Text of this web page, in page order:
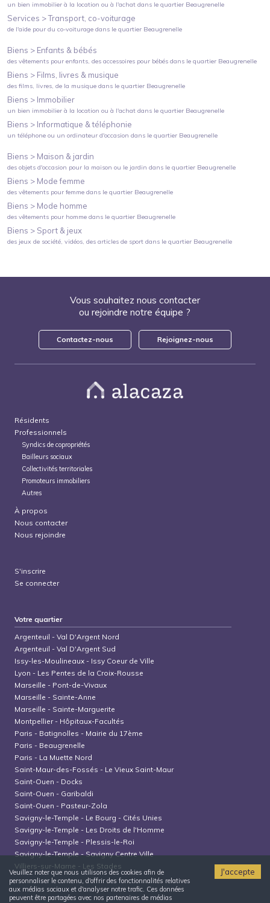
un bien immobilier à la location ou à l'achat dans le quartier Beaugrenelle
Services >Transport, co-voiturage
de l'aide pour du co-voiturage dans le quartier Beaugrenelle
Biens > Enfants & bébés
des vêtements pour enfants, des accessoires pour bébés dans le quartier Beaugrenelle
Biens > Films, livres & musique
des films, livres, de la musique dans le quartier Beaugrenelle
Biens > Immobilier
un bien immobilier à la location ou à l'achat dans le quartier Beaugrenelle
Biens > Informatique & téléphonie
un téléphone ou un ordinateur d'occasion dans le quartier Beaugrenelle
Biens > Maison & jardin
des objets d'occasion pour la maison ou le jardin dans le quartier Beaugrenelle
Biens > Mode femme
des vêtements pour femme dans le quartier Beaugrenelle
Biens > Mode homme
des vêtements pour homme dans le quartier Beaugrenelle
Biens > Sport & jeux
des jeux de société, vidéos, des articles de sport dans le quartier Beaugrenelle
Vous souhaitez nous contacter
ou rejoindre notre équipe ?
Contactez-nous Rejoignez-nous
Résidents
Professionnels
Syndics de copropriétés
Bailleurs sociaux
Collectivités territoriales
Promoteurs immobiliers
Autres
À propos
Nous contacter
Nous rejoindre
S'inscrire
Se connecter
Votre quartier
Argenteuil -Val D'Argent Nord
Argenteuil -Val D'Argent Sud
Issy-les-Moulineaux - Issy Coeur de Ville
Lyon - Les Pentes de la Croix-Rousse
Marseille - Pont-de-Vivaux
Marseille - Sainte-Anne
Marseille - Sainte-Marguerite
Montpellier- Hôpitaux-Facultés
Paris - Batignolles - Mairie du 17ème
Paris - Beaugrenelle
Paris - La Muette Nord
Saint-Maur-des-Fossés - Le Vieux Saint-Maur
Saint-Ouen - Docks
Saint-Ouen - Garibaldi
Saint-Ouen - Pasteur-Zola
Savigny-le-Temple - Le Bourg - Cités Unies
Savigny-le-Temple - Les Droits de l'Homme
Savigny-le-Temple - Plessis-le-Roi
Savigny-le-Temple-Savigny Centre Ville
Villiers-sur-Marne - Les Stades
Veuillez noter que nous utilisons des cookies afin de
personnaliser le contenu, d'offrir des fonctionnalités relatives
aux médias sociaux et d'analyser notre trafic. Ces données
peuvent être partagées avec nos partenaires de médias
J'accepte